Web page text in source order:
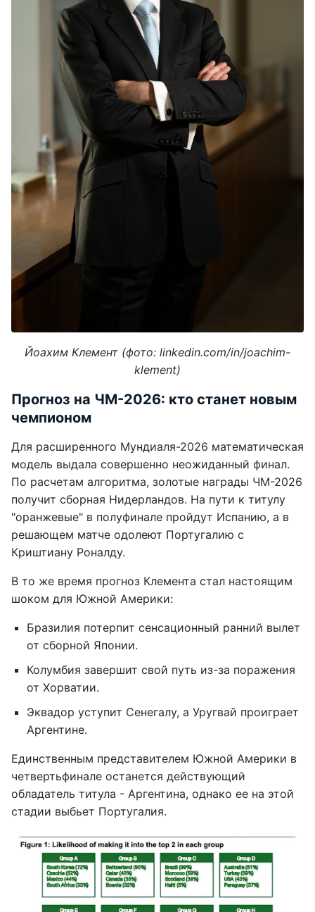
Йоахим Клемент (фото: linkedin.com/in/joachim-
klement)
Прогноз на ЧМ-2026: кто станет новым
чемпионом
Для расширенного Мундиаля-2026 математическая
модель выдала совершенно неожиданный финал.
По расчетам алгоритма, золотые награды ЧМ-2026
получит сборная Нидерландов. На пути к титулу
"оранжевые" в полуфинале пройдут Испанию, а в
решающем матче одолеют Португалию с
Криштиану Роналду.
В то же время прогноз Клемента стал настоящим
шоком для Южной Америки:
Бразилия потерпит сенсационный ранний вылет
от сборной Японии.
Колумбия завершит свой путь из-за поражения
от Хорватии.
Эквадор уступит Сенегалу, а Уругвай проиграет
Аргентине.
Единственным представителем Южной Америки в
четвертьфинале останется действующий
обладатель титула - Аргентина, однако ее на этой
стадии выбьет Португалия.